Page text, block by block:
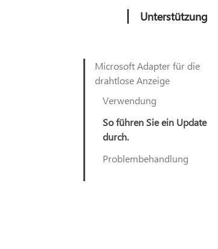
Unterstützung
Microsoft Adapter für die
drahtlose Anzeige
Verwendung
So führen Sie ein Update
durch.
Problembehandlung